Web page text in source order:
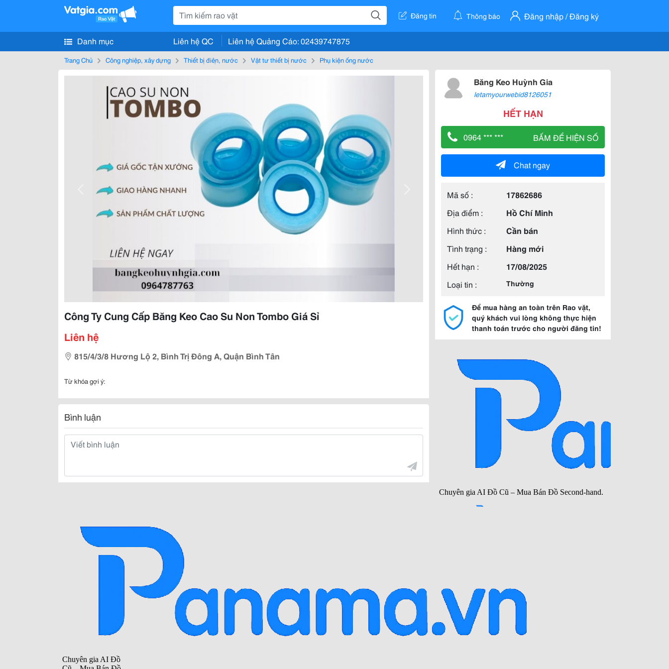
Đăng tin Thông báo Đăng nhập / Đăng ký
Danh mục Liên hệ QC Liên hệ Quảng Cáo: 02439747875
Trang Chủ Công nghiệp, xây dựng Thiết bị điện, nước Vật tư thiết bị nước Phụ kiện ống nước
Công Ty Cung Cấp Băng Keo Cao Su Non Tombo Giá Sỉ
Liên hệ
815/4/3/8 Hương Lộ 2, Bình Trị Đông A, Quận Bình Tân
Từ khóa gợi ý:
Bình luận
Băng Keo Huỳnh Gia
letamyourwebid8126051
HẾT HẠN
0964 *** *** BẤM ĐỂ HIỆN SỐ
Chat ngay
Mã số :
17862686
Địa điểm :
Hồ Chí Minh
Hình thức :
Cần bán
Tình trạng :
Hàng mới
Hết hạn :
17/08/2025
Loại tin :
Thường
Để mua hàng an toàn trên Rao vặt,
quý khách vui lòng không thực hiện
thanh toán trước cho người đăng tin!